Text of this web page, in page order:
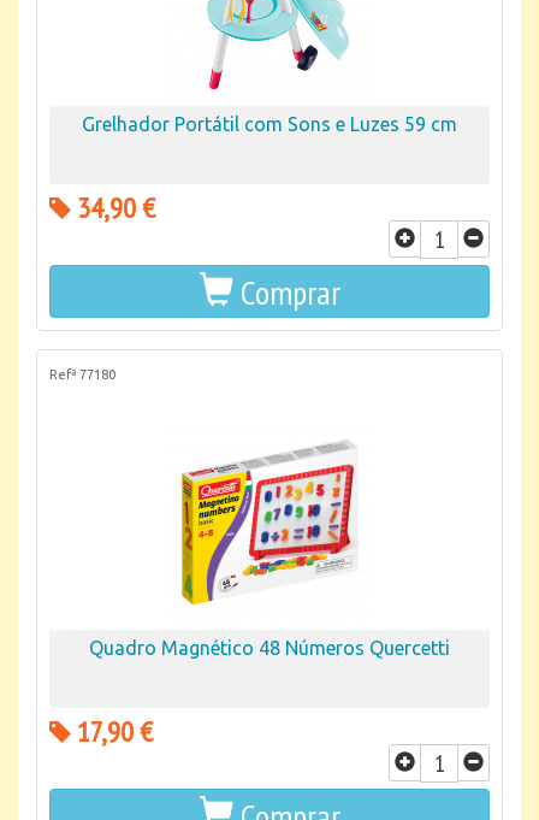
Grelhador Portátil com Sons e Luzes 59 cm
34,90 €
Comprar
Refª 77180
Quadro Magnético 48 Números Quercetti
17,90 €